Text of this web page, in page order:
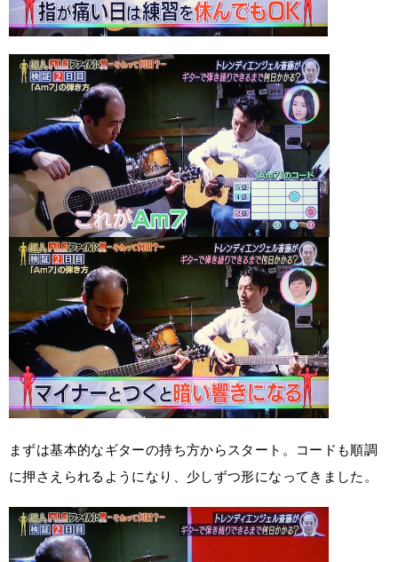
まずは基本的なギターの持ち方からスタート。コードも順調
に押さえられるようになり、少しずつ形になってきました。